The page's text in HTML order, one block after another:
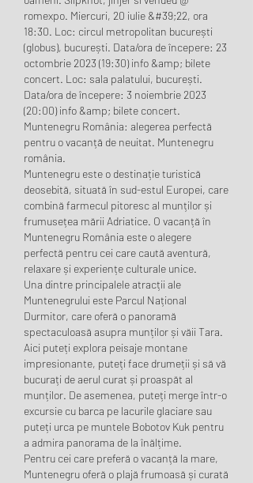
romexpo. Miercuri, 20 iulie &#39;22, ora
18:30. Loc: circul metropolitan bucurești
(globus), bucurești. Data/ora de începere: 23
octombrie 2023 (19:30) info &amp; bilete
concert. Loc: sala palatului, bucurești.
Data/ora de începere: 3 noiembrie 2023
(20:00) info &amp; bilete concert.
Muntenegru România: alegerea perfectă
pentru o vacanță de neuitat. Muntenegru
românia.
Muntenegru este o destinație turistică
deosebită, situată în sud-estul Europei, care
combină farmecul pitoresc al munților și
frumusețea mării Adriatice. O vacanță în
Muntenegru România este o alegere
perfectă pentru cei care caută aventură,
relaxare și experiențe culturale unice.
Una dintre principalele atracții ale
Muntenegrului este Parcul Național
Durmitor, care oferă o panoramă
spectaculoasă asupra munților și văii Tara.
Aici puteți explora peisaje montane
impresionante, puteți face drumeții și să vă
bucurați de aerul curat și proaspăt al
munților. De asemenea, puteți merge într-o
excursie cu barca pe lacurile glaciare sau
puteți urca pe muntele Bobotov Kuk pentru
a admira panorama de la înălțime.
Pentru cei care preferă o vacanță la mare,
Muntenegru oferă o plajă frumoasă și curată